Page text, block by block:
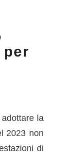
per
la
2023 non
di